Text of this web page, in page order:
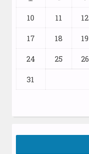
10 11 12
17 18 19
24 25 26
31